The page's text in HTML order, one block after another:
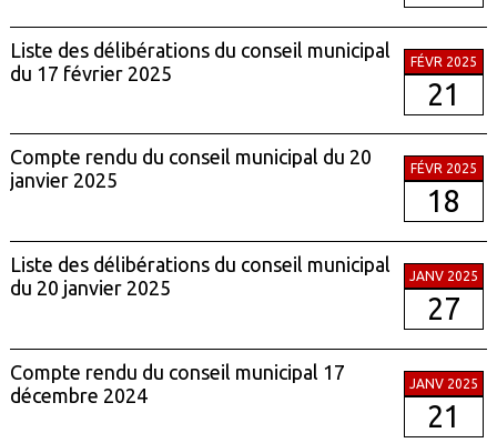
Liste des délibérations du conseil municipal
du 17 février 2025
FÉVR 2025
21
Compte rendu du conseil municipal du 20
janvier 2025
FÉVR 2025
18
Liste des délibérations du conseil municipal
du 20 janvier 2025
JANV 2025
27
Compte rendu du conseil municipal 17
décembre 2024
JANV 2025
21